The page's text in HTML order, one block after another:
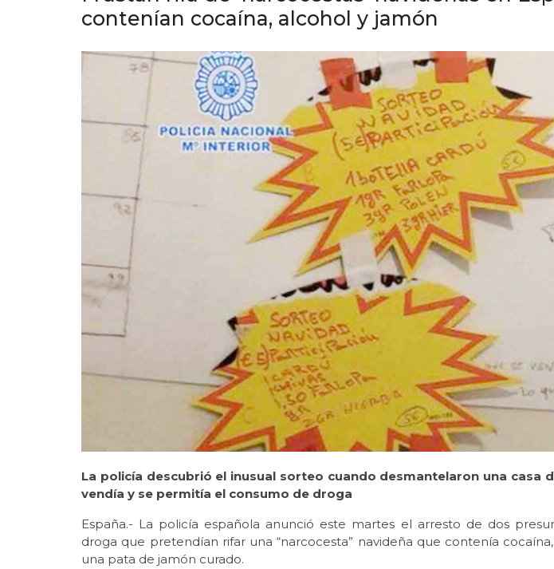
contenían cocaína, alcohol y jamón
La policía descubrió el inusual sorteo cuando desmantelaron una casa
vendía y se permitía el consumo de droga
España.- La policía española anunció este martes el arresto de dos
droga que pretendían rifar una “narcocesta” navideña que contenía
una pata de jamón curado.